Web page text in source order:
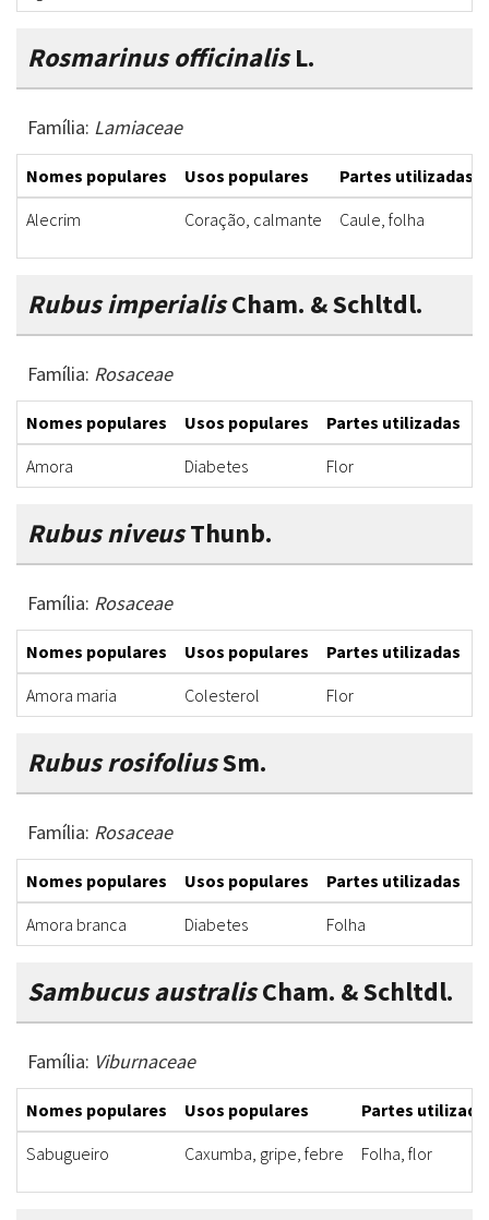
Rosmarinus officinalisL.
Família: Lamiaceae
Nomes populares Usos populares
Partes utilizadas
Alecrim
Coração, calmante Caule, folha
Rubus imperialisCham. & Schltdl.
Família: Rosaceae
Nomes populares Usos populares Partes utilizadas
Amora
Diabetes Flor
Rubus niveusThunb.
Família: Rosaceae
Nomes populares Usos populares Partes utilizadas
Amora maria
Colesterol Flor
Rubus rosifoliusSm.
Família: Rosaceae
Nomes populares Usos populares Partes utilizadas
Amora branca
Diabetes Folha
Sambucus australisCham. & Schltdl.
Família: Viburnaceae
Nomes populares Usos populares
Partes
Sabugueiro
Caxumba, gripe, febre Folha, flor